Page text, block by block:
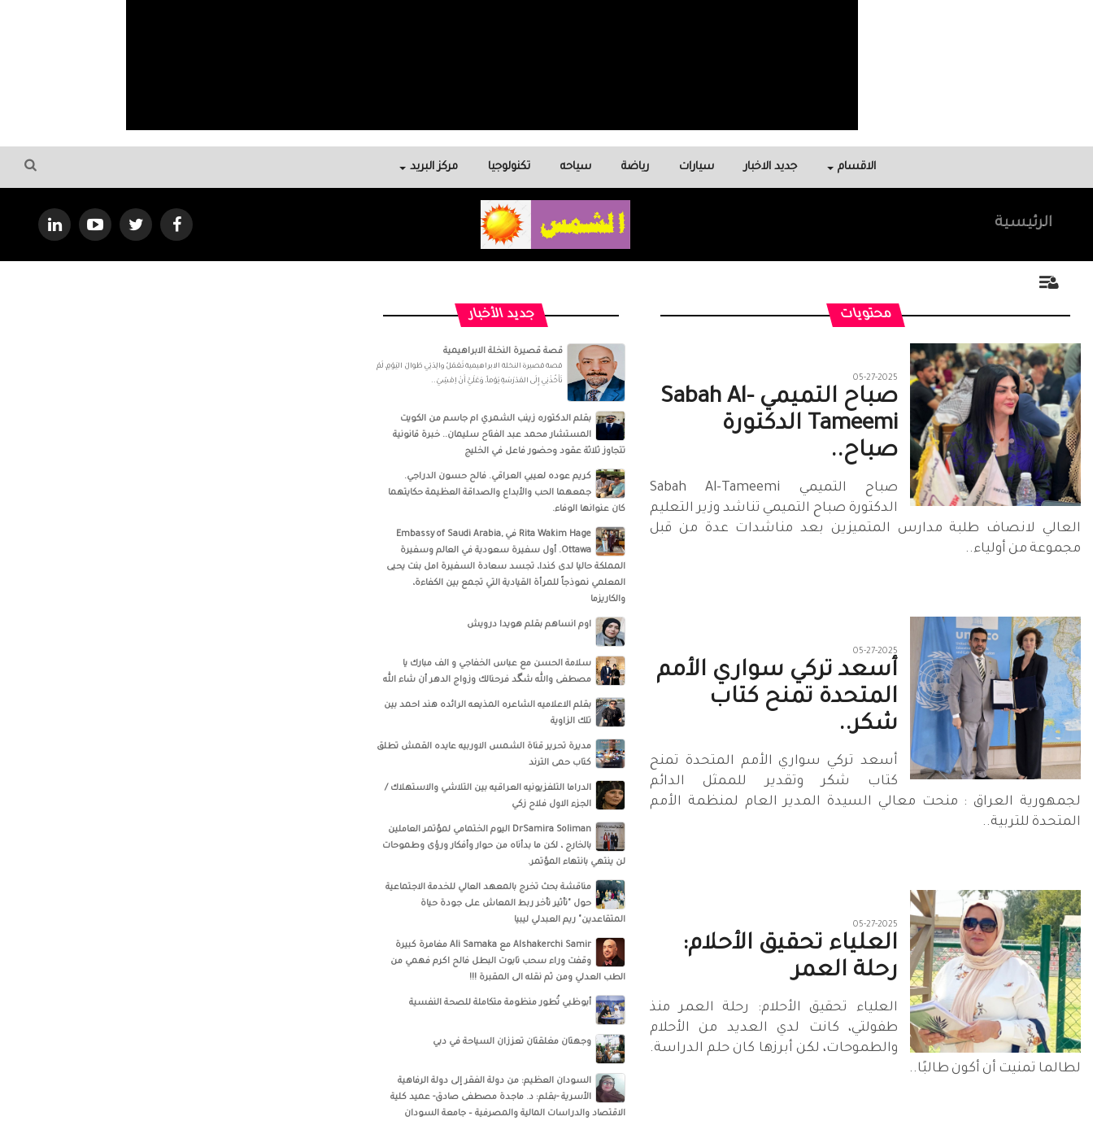
الاقسام جديد الاخبار سيارات رياضة سياحه تكنولوجيا مركز البريد
الرئيسية
محتويات
05-27-2025
صباح التميمي Sabah Al-
Tameemi الدكتورة
صباح..
صباح التميمي Sabah Al-Tameemi
الدكتورة صباح التميمي تناشد وزير التعليم
العالي لانصاف طلبة مدارس المتميزين بعد مناشدات عدة من قبل
مجموعة من أولياء..
05-27-2025
أسعد تركي سواري الأمم
المتحدة تمنح كتاب
شكر..
أسعد تركي سواري الأمم المتحدة تمنح
كتاب شكر وتقدير للممثل الدائم
لجمهورية العراق : منحت معالي السيدة المدير العام لمنظمة الأمم
المتحدة للتربية..
05-27-2025
العلياء تحقيق الأحلام:
رحلة العمر
العلياء تحقيق الأحلام: رحلة العمر منذ
طفولتي، كانت لدي العديد من الأحلام
والطموحات، لكن أبرزها كان حلم الدراسة.
لطالما تمنيت أن أكون طالبًا..
جديد الأخبار
قصة قصيرة النخلة الابراهيمية
قصة قصيرة النخلة الابراهيمية تَعْمَلُ والِدَتِي طَوالَ اليَوْمِ، لَمْ
تَأْخُذْنِي إِلَى المَدْرَسَةِ يَوْماً، وَعَلَيَّ أَنْ اِمْشِيَ..
بقلم الدكتوره زينب الشمري ام جاسم من الكويت
المستشار محمد عبد الفتاح سليمان.. خبرة قانونية
تتجاوز ثلاثة عقود وحضور فاعل في الخليج
كريم عوده لعيبي العراقي. فالح حسون الدراجي.
جمعهما الحب والأبداع والصداقة العظيمة حكايتهما
كان عنوانها الوفاء.
‏‎Rita Wakim Hage‎‏ في ‏‎Embassy of Saudi Arabia,
Ottawa‎‏. أول سفيرة سعودية في العالم وسفيرة
المملكة حاليا لدى كندا، تجسد سعادة السفيرة امل بنت يحيى
المعلمي نموذجاً للمرأة القيادية التي تجمع بين الكفاءة،
والكاريزما
اوم انساهم بقلم هويدا درويش
سلامة الحسن‏ مع ‏عباس الخفاجي‏ و‏ الف مبارك يا
مصطفى والله شگد فرحنالك وزواج الدهر أن شاء الله
بقلم الاعلاميه الشاعره المذيعه الرائده هند احمد بين
تلك الزاوية
مديرة تحرير قناة الشمس الاوربيه عايده القمش تطلق
كتاب حمى الترند
الدراما التلفزيونيه العراقيه بين التلاشي والاستهلاك /
الجزء الاول فلاح زكي
DrSamira Soliman اليوم الختمامي لمؤتمر العاملين
بالخارج ، لكن ما بدأناه من حوار وأفكار ورؤى وطموحات
لن ينتهي بانتهاء المؤتمر.
مناقشة بحث تخرج بالمعهد العالي للخدمة الاجتماعية
حول "تأثير تأخر ربط المعاش على جودة حياة
المتقاعدين" ريم العبدلي ليبيا
‏‎Alshakerchi Samir‎‏ مع ‏‎Ali Samaka‎‏ مغامرة كبيرة
وقفت وراء سحب تابوت البطل فالح اكرم فهمي من
الطب العدلي ومن ثم نقله الى المقبرة !!!
أبوظبي تُطور منظومة متكاملة للصحة النفسية
وجهتان مغلقتان تعززان السياحة في دبي
السودان العظيم: من دولة الفقر إلى دولة الرفاهية
الأسرية -بقلم: د. ماجدة مصطفى صادق- عميد كلية
الاقتصاد والدراسات المالية والمصرفية – جامعة السودان